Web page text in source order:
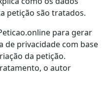
petição são tratados.
para gerar
de privacidade com base
da petição.
o autor